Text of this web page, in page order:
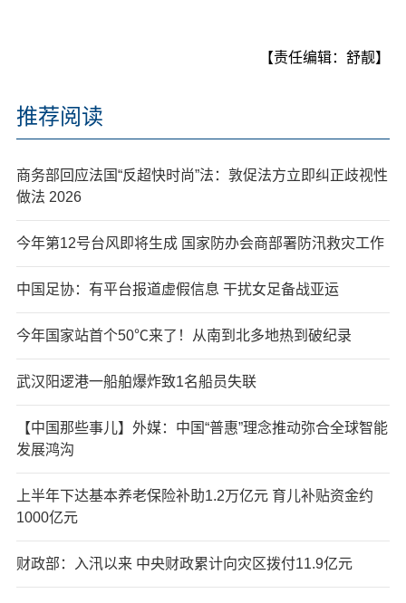
【责任编辑：舒靓】
推荐阅读
商务部回应法国“反超快时尚”法：敦促法方立即纠正歧视性
做法 2026
今年第12号台风即将生成 国家防办会商部署防汛救灾工作
中国足协：有平台报道虚假信息 干扰女足备战亚运
今年国家站首个50℃来了！从南到北多地热到破纪录
武汉阳逻港一船舶爆炸致1名船员失联
【中国那些事儿】外媒：中国“普惠”理念推动弥合全球智能
发展鸿沟
上半年下达基本养老保险补助1.2万亿元 育儿补贴资金约
1000亿元
财政部：入汛以来 中央财政累计向灾区拨付11.9亿元